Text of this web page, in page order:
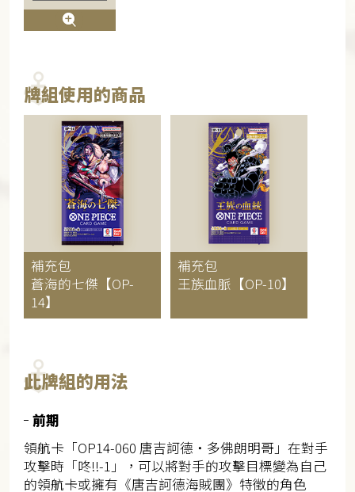
牌組使用的商品
補充包
蒼海的七傑【OP-
14】
補充包
王族血脈【OP-10】
此牌組的用法
前期
領航卡「OP14-060 唐吉訶德・多佛朗明哥」在對手
攻擊時「咚‼-1」，可以將對手的攻擊目標變為自己
的領航卡或擁有《唐吉訶德海賊團》特徵的角色